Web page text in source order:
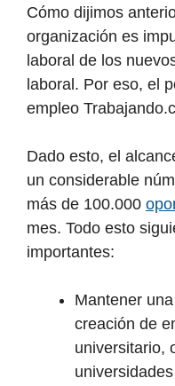
Cómo dijimos
organización es
laboral de los
laboral. Por eso, el
empleo
Dado esto, el
un considerable
más de 100.000
mes. Todo esto
importantes:
Mantener
creación de
universitario,